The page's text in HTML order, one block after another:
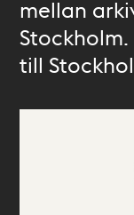
mellan
till